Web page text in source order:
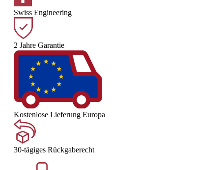
Swiss Engineering
2 Jahre Garantie
Kostenlose Lieferung Europa
30-tägiges Rückgaberecht